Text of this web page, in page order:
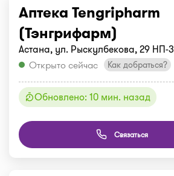
Аптека Tengripharm
(Тэнгрифарм)
Астана, ул. Рыскулбекова, 29 НП-3
Открыто сейчас
Как добраться?
Обновлено: 10 мин. назад
Связаться